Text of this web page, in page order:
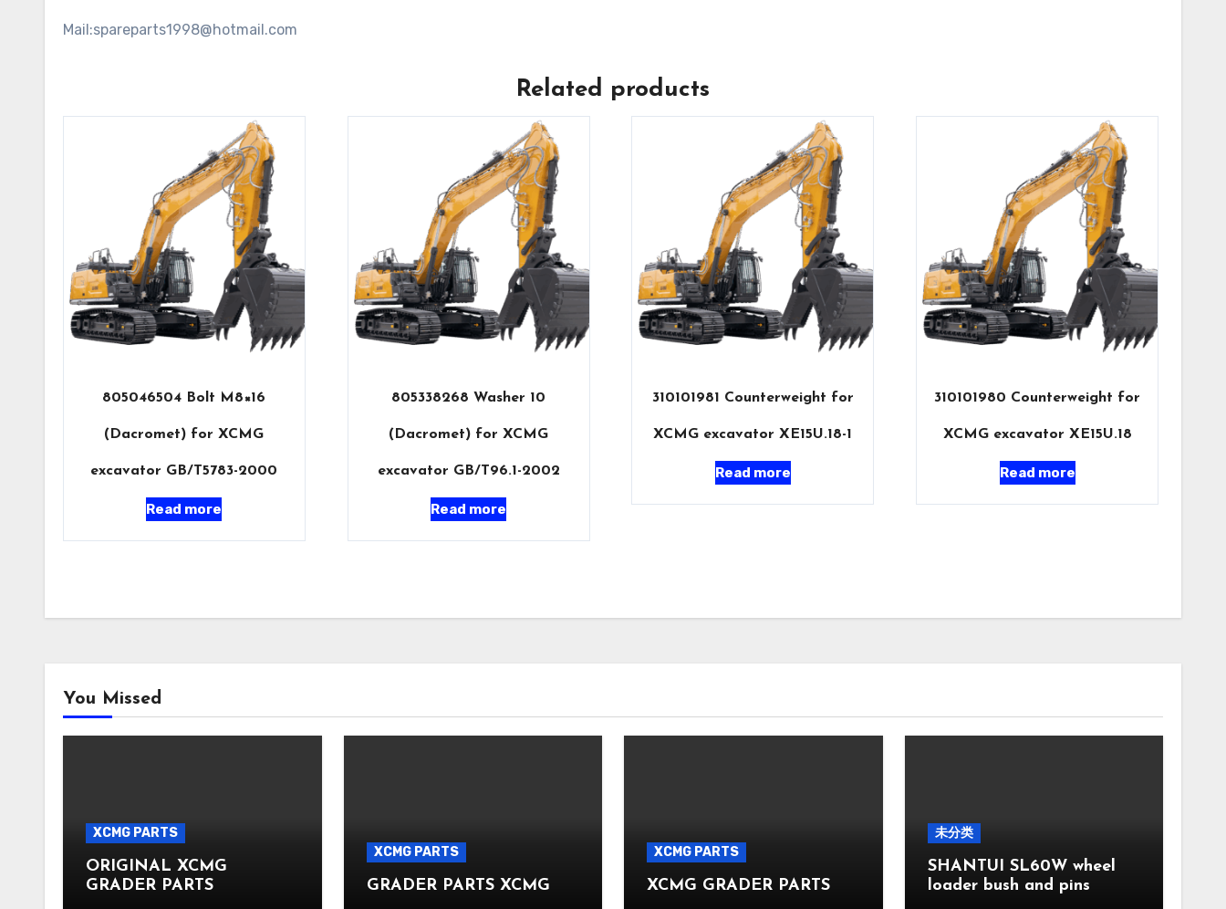
Mail:spareparts1998@hotmail.com
Related products
805046504 Bolt M8×16
(Dacromet) for XCMG
excavator GB/T5783-2000
Read more
805338268 Washer 10
(Dacromet) for XCMG
excavator GB/T96.1-2002
Read more
310101981 Counterweight for
XCMG excavator XE15U.18-1
Read more
310101980 Counterweight for
XCMG excavator XE15U.18
Read more
You Missed
XCMG PARTS
ORIGINAL XCMG
GRADER PARTS
XCMG PARTS
GRADER PARTS XCMG
XCMG PARTS
XCMG GRADER PARTS
未分类
SHANTUI SL60W wheel
loader bush and pins